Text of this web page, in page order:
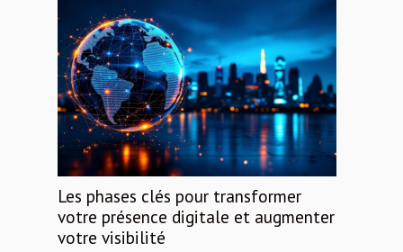
Les phases clés pour transformer
votre présence digitale et augmenter
votre visibilité